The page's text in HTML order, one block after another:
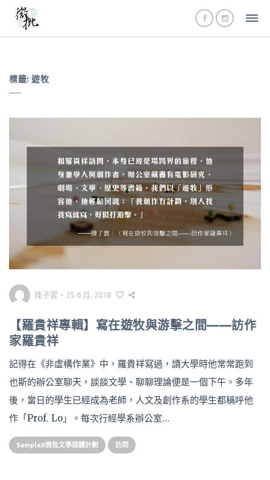
標籤: 遊牧
陳子雲 • 25 6 月, 2018
【羅貴祥專輯】寫在遊牧與游擊之間——訪作
家羅貴祥
記得在《非虛構作業》中，羅貴祥寫過，讀大學時他常常跑到
也斯的辦公室聊天，談談文學、聊聊理論便是一個下午。多年
後，當日的學生已經成為老師，人文及創作系的學生都稱呼他
作「Prof. Lo」。每次行經學系辦公室…
SampleX微批文學媒體計劃 訪問